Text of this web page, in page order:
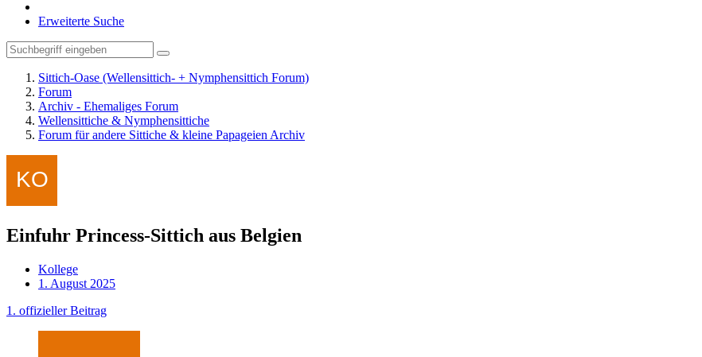
Erweiterte Suche
Sittich-Oase (Wellensittich- + Nymphensittich Forum)
Forum
Archiv - Ehemaliges Forum
Wellensittiche & Nymphensittiche
Forum für andere Sittiche & kleine Papageien Archiv
Einfuhr Princess-Sittich aus Belgien
Kollege
1. August 2025
1. offizieller Beitrag